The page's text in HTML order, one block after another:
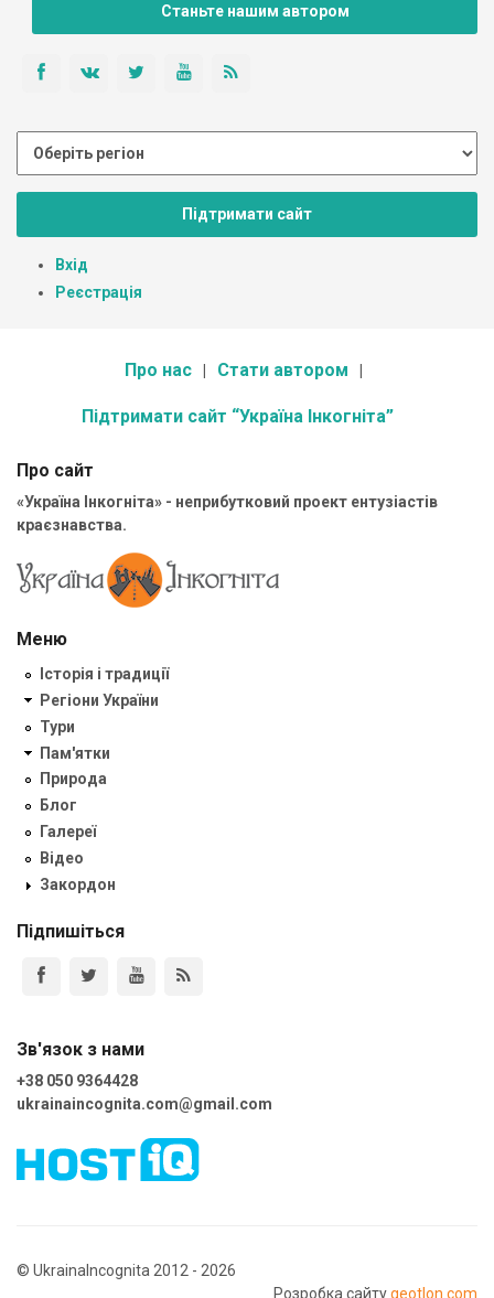
Станьте нашим автором
Підтримати сайт
Вхід
Реєстрація
Про нас Стати автором
Підтримати сайт “Україна Інкогніта”
Про сайт
«Україна Інкогніта» - неприбутковий проект ентузіастів
краєзнавства.
Меню
Історія і традиції
Регіони України
Тури
Пам'ятки
Природа
Блог
Галереї
Відео
Закордон
Підпишіться
Зв'язок з нами
+38 050 9364428
ukrainaincognita.com@gmail.com
© UkrainaIncognita 2012 - 2026
Розробка сайтуgeotlon.com